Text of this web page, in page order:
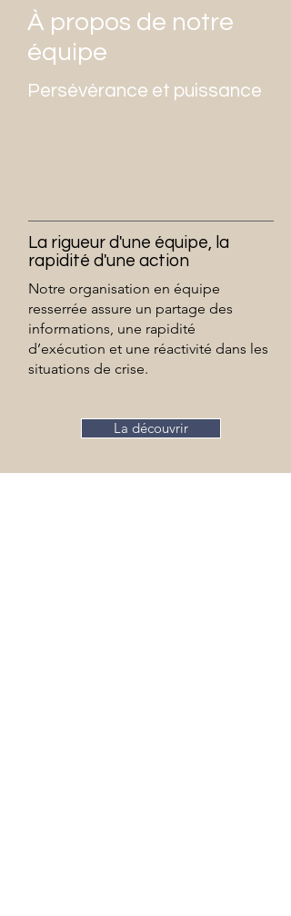
À propos de notre
équipe
Persévérance et puissance
La rigueur d'une équipe, la
rapidité d'une action
Notre organisation en équipe
resserrée assure un partage des
informations, une rapidité
d’exécution et une réactivité dans les
situations de crise.
La découvrir